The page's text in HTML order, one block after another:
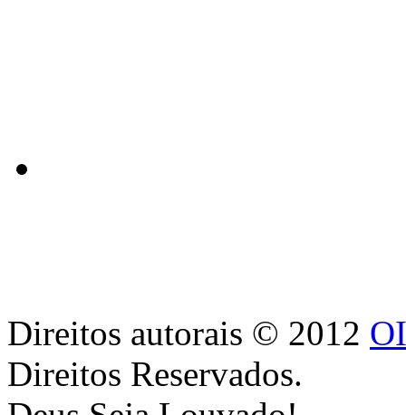
Direitos autorais © 2012
Direitos Reservados.